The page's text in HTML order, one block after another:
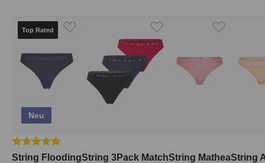
Top Rated
Neu
Durchschnittliche Bewertung von 5 von 5 Sternen
String FloodingString 3Pack MatchString MatheaString